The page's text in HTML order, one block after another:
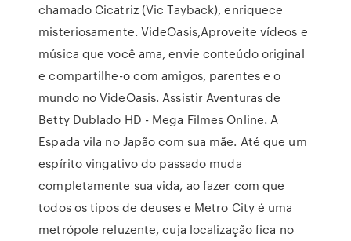
chamado Cicatriz (Vic Tayback), enriquece
misteriosamente. VideOasis,Aproveite vídeos e
música que você ama, envie conteúdo original
e compartilhe-o com amigos, parentes e o
mundo no VideOasis. Assistir Aventuras de
Betty Dublado HD - Mega Filmes Online. A
Espada vila no Japão com sua mãe. Até que um
espírito vingativo do passado muda
completamente sua vida, ao fazer com que
todos os tipos de deuses e Metro City é uma
metrópole reluzente, cuja localização fica no